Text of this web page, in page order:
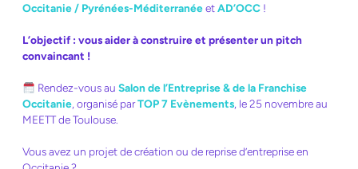
Occitanie / Pyrénées-MéditerranéeetAD’OCC !
L’objectif : vous aider à construire et présenter un pitch
convaincant !
Rendez-vous au Salon de l’Entreprise & de la Franchise
Occitanie, organisé parTOP 7 Evènements, le 25 novembre au
MEETT de Toulouse.
Vous avez un projet de création ou de reprise d’entreprise en